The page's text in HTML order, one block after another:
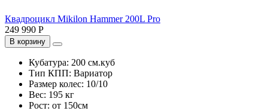
Квадроцикл Mikilon Hammer 200L Pro
249 990 Р
В корзину
Кубатура: 200 см.куб
Тип КПП: Вариатор
Размер колес: 10/10
Вес: 195 кг
Рост: от 150см